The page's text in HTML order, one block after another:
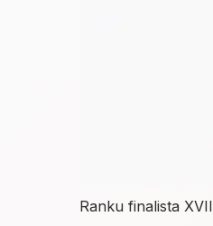
Ranku finalista